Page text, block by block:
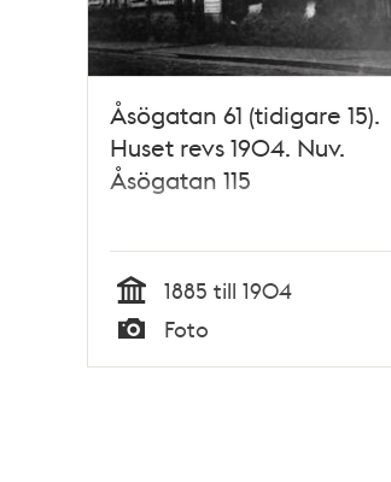
Åsögatan 61 (tidigare 15).
Huset revs 1904. Nuv.
Åsögatan 115
Tid
1885 till 1904
Typ
Foto